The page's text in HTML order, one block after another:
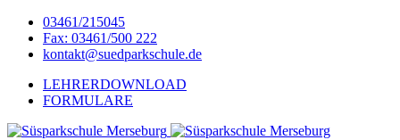
03461/215045
Fax: 03461/500 222
kontakt@suedparkschule.de
LEHRERDOWNLOAD
FORMULARE